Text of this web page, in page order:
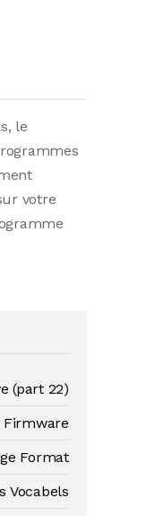
le
votre
(part 22)
Firmware
Format
Vocabels